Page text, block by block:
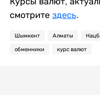
смотрите здесь.
Шымкент Алматы
обменники курс валют